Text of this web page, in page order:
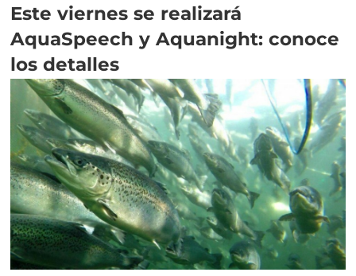
Este viernes se realizará
AquaSpeech y Aquanight: conoce
los detalles